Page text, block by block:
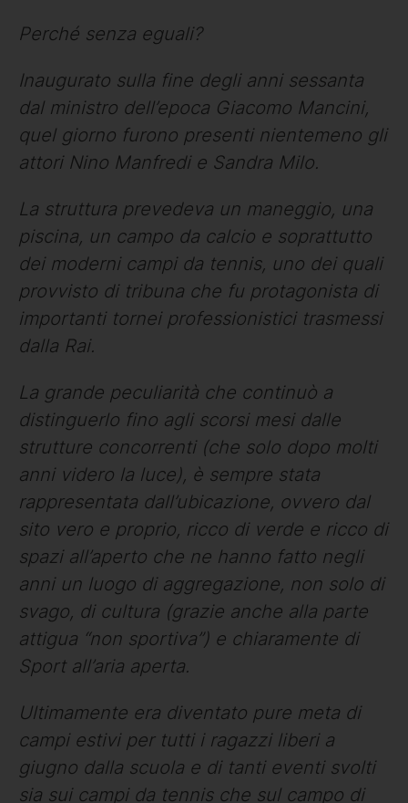
Perché senza eguali?
Inaugurato sulla fine degli anni sessanta
dal ministro dell’epoca Giacomo Mancini,
quel giorno furono presenti nientemeno gli
attori Nino Manfredi e Sandra Milo.
La struttura prevedeva un maneggio, una
piscina, un campo da calcio e soprattutto
dei moderni campi da tennis, uno dei quali
provvisto di tribuna che fu protagonista di
importanti tornei professionistici trasmessi
dalla Rai.
La grande peculiarità che continuò a
distinguerlo fino agli scorsi mesi dalle
strutture concorrenti (che solo dopo molti
anni videro la luce), è sempre stata
rappresentata dall’ubicazione, ovvero dal
sito vero e proprio, ricco di verde e ricco di
spazi all’aperto che ne hanno fatto negli
anni un luogo di aggregazione, non solo di
svago, di cultura (grazie anche alla parte
attigua “non sportiva”) e chiaramente di
Sport all’aria aperta.
Ultimamente era diventato pure meta di
campi estivi per tutti i ragazzi liberi a
giugno dalla scuola e di tanti eventi svolti
sia sui campi da tennis che sul campo di